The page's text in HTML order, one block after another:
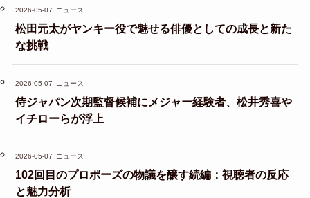
2026-05-07 ニュース
松田元太がヤンキー役で魅せる俳優としての成長と新た
な挑戦
2026-05-07 ニュース
侍ジャパン次期監督候補にメジャー経験者、松井秀喜や
イチローらが浮上
2026-05-07 ニュース
102回目のプロポーズの物議を醸す続編：視聴者の反応
と魅力分析